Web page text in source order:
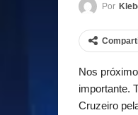
Por
Nos
importante.
Cruzeiro